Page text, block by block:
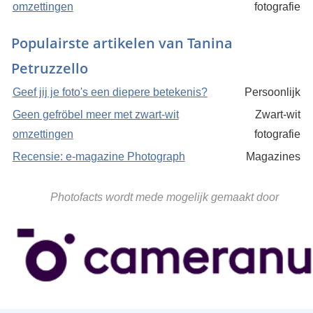
omzettingen
fotografie
Populairste artikelen van Tanina
Petruzzello
Geef jij je foto's een diepere betekenis?
Persoonlijk
Geen gefröbel meer met zwart-wit
omzettingen
Zwart-wit
fotografie
Recensie: e-magazine Photograph
Magazines
Photofacts wordt mede mogelijk gemaakt door